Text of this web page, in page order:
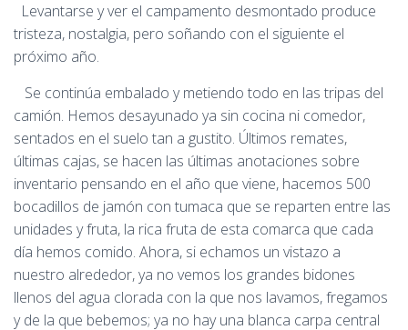
Levantarse y ver el campamento desmontado produce
tristeza, nostalgia, pero soñando con el siguiente el
próximo año.
Se continúa embalado y metiendo todo en las tripas del
camión. Hemos desayunado ya sin cocina ni comedor,
sentados en el suelo tan a gustito. Últimos remates,
últimas cajas, se hacen las últimas anotaciones sobre
inventario pensando en el año que viene, hacemos 500
bocadillos de jamón con tumaca que se reparten entre las
unidades y fruta, la rica fruta de esta comarca que cada
día hemos comido. Ahora, si echamos un vistazo a
nuestro alrededor, ya no vemos los grandes bidones
llenos del agua clorada con la que nos lavamos, fregamos
y de la que bebemos; ya no hay una blanca carpa central